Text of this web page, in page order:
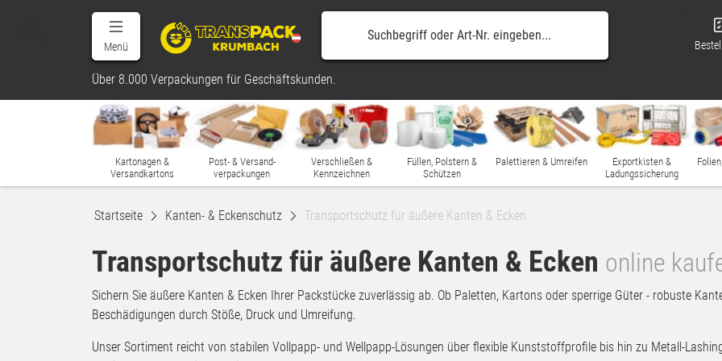
Menü
Über 8.000 Verpackungen für Geschäftskunden.
Kartonagen &
Versandkartons
Post- & Versand-
verpackungen
Verschließen &
Kennzeichnen
Füllen, Polstern &
Schützen
Palettieren & Umreifen
Exportkisten &
Ladungssicherung
Startseite Kanten- & Eckenschutz Transportschutz für äußere Kanten & Ecken
Transportschutz für äußere Kanten & Ecken online
Sichern Sie äußere Kanten & Ecken Ihrer Packstücke zuverlässig ab. Ob Paletten, Kartons oder sperrige Güter - robuste
Beschädigungen durch Stöße, Druck und Umreifung.
Unser Sortiment reicht von stabilen Vollpapp- und Wellpapp-Lösungen über flexible Kunststoffprofile bis hin zu Metall-